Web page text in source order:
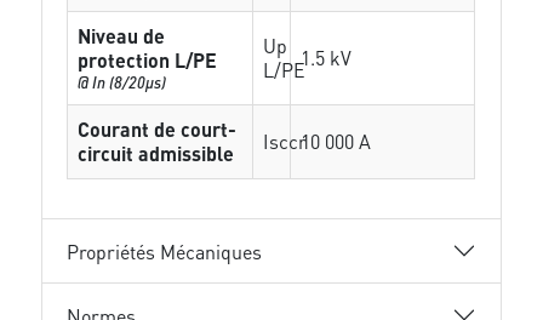
Niveau de
protection L/PE
@ In (8/20µs)
Up
L/PE1.5 kV
Courant de court-
circuit admissible
Isccr10 000 A
Propriétés Mécaniques